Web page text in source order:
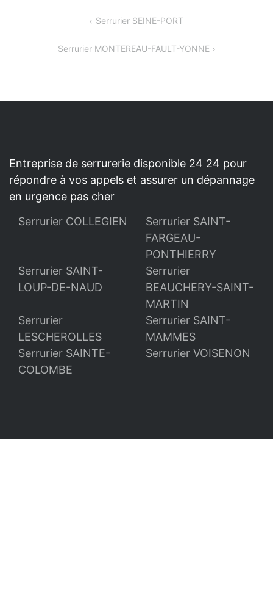
L’ARTICLE
Serrurier SEINE-PORT
Serrurier MONTEREAU-FAULT-YONNE
Entreprise de serrurerie disponible 24 24 pour
répondre à vos appels et assurer un dépannage
en urgence pas cher
Serrurier COLLEGIEN
Serrurier SAINT-
FARGEAU-
PONTHIERRY
Serrurier SAINT-
LOUP-DE-NAUD
Serrurier
BEAUCHERY-SAINT-
MARTIN
Serrurier
LESCHEROLLES
Serrurier SAINT-
MAMMES
Serrurier SAINTE-
COLOMBE
Serrurier VOISENON